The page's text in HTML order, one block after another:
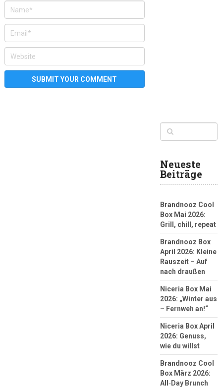
Neueste
Beiträge
Brandnooz Cool
Box Mai 2026:
Grill, chill, repeat
Brandnooz Box
April 2026: Kleine
Rauszeit – Auf
nach draußen
Niceria Box Mai
2026: „Winter aus
– Fernweh an!“
Niceria Box April
2026: Genuss,
wie du willst
Brandnooz Cool
Box März 2026:
All‑Day Brunch